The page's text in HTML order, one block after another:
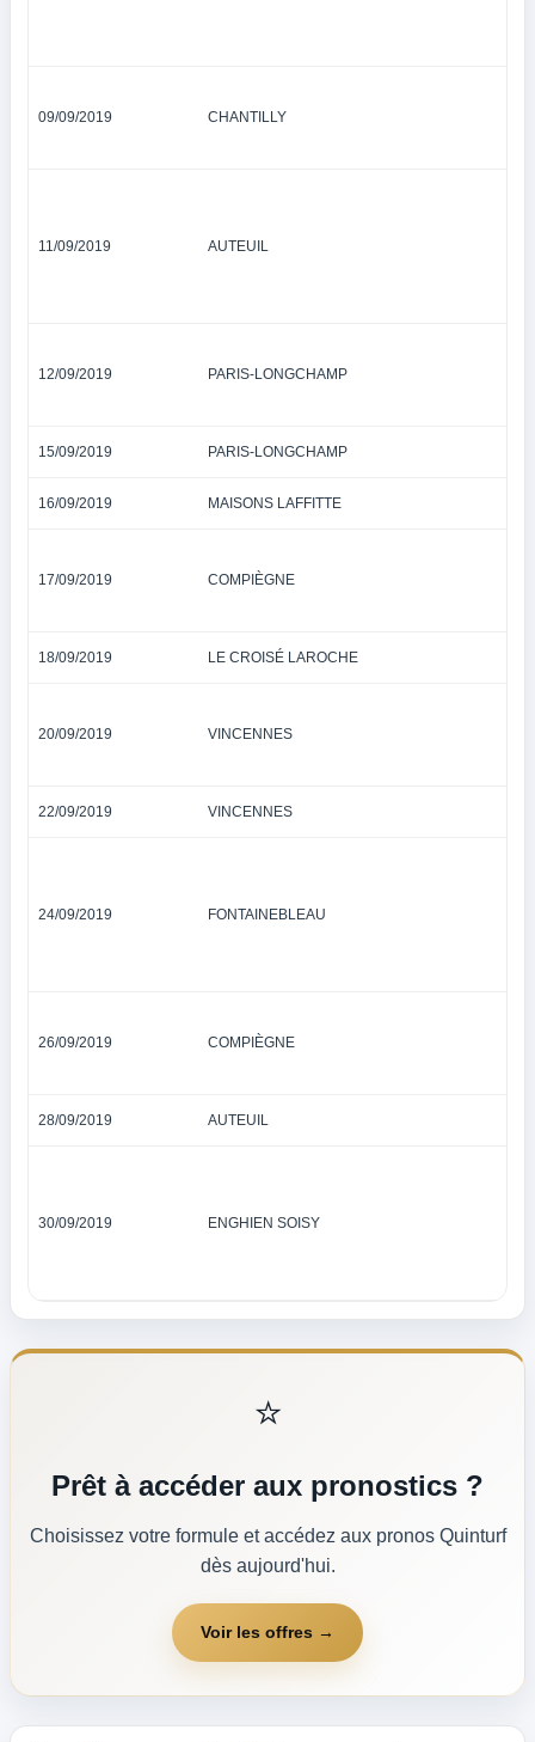
09/09/2019 CHANTILLY
11/09/2019 AUTEUIL
12/09/2019 PARIS-LONGCHAMP
15/09/2019 PARIS-LONGCHAMP
16/09/2019 MAISONS LAFFITTE
17/09/2019 COMPIÈGNE
18/09/2019 LE CROISÉ LAROCHE
20/09/2019 VINCENNES
22/09/2019 VINCENNES
24/09/2019 FONTAINEBLEAU
26/09/2019 COMPIÈGNE
28/09/2019 AUTEUIL
30/09/2019 ENGHIEN SOISY
⭐
Prêt à accéder aux pronostics ?
Choisissez votre formule et accédez aux pronos Quinturf
dès aujourd'hui.
Voir les offres →